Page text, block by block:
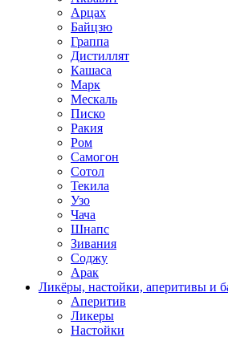
Арцах
Байцзю
Граппа
Дистиллят
Кашаса
Марк
Мескаль
Писко
Ракия
Ром
Самогон
Сотол
Текила
Узо
Чача
Шнапс
Зивания
Соджу
Арак
Ликёры, настойки, аперитивы и
Аперитив
Ликеры
Настойки